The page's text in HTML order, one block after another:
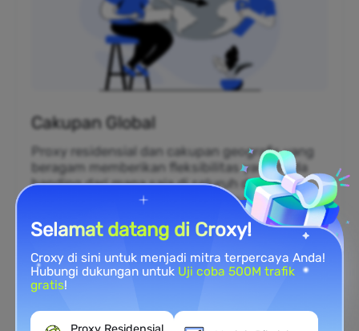
Cakupan Global
Proxy residensial dan cakupan geografis yang
beragam memberikan fleksibilitas yang tiada
banding dari mana saja di seluruh dunia.
Dengan 80 juta alamat IP di seluruh dunia,
Anda dapat mensimulasikan berada di lokasi
mana pun.
Selamat datang di Croxy!
Croxy di sini untuk menjadi mitra terpercaya Anda!
Hubungi dukungan untuk Uji coba 500M trafik
gratis!